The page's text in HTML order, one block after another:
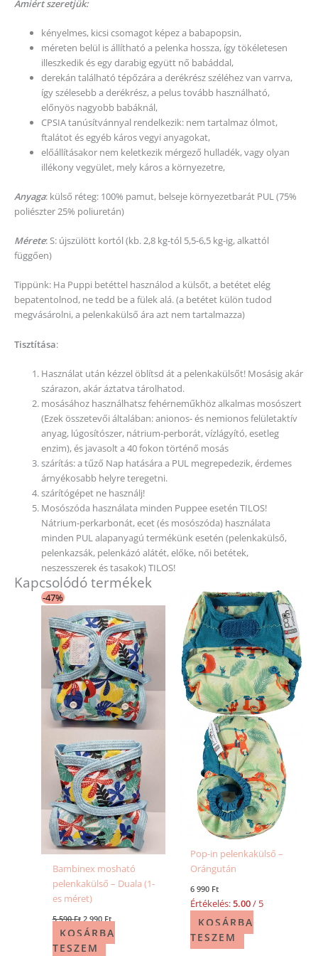
Amiért szeretjük:
kényelmes, kicsi csomagot képez a babapopsin,
méreten belül is állítható a pelenka hossza, így tökéletesen
illeszkedik és egy darabig együtt nő babáddal,
derekán található tépőzára a derékrész széléhez van varrva,
így szélesebb a derékrész, a pelus tovább használható,
előnyös nagyobb babáknál,
CPSIA tanúsítvánnyal rendelkezik: nem tartalmaz ólmot,
ftalátot és egyéb káros vegyi anyagokat,
előállításakor nem keletkezik mérgező hulladék, vagy olyan
illékony vegyület, mely káros a környezetre,
Anyaga: külső réteg: 100% pamut, belseje környezetbarát PUL (75%
poliészter 25% poliuretán)
Mérete: S: újszülött kortól (kb. 2,8 kg-tól 5,5-6,5 kg-ig, alkattól
függően)
Tippünk: Ha Puppi betéttel használod a külsőt, a betétet elég
bepatentolnod, ne tedd be a fülek alá. (a betétet külön tudod
megvásárolni, a pelenkakülső ára azt nem tartalmazza)
Tisztítása:
Használat után kézzel öblítsd át a pelenkakülsőt! Mosásig akár
szárazon, akár áztatva tárolhatod.
mosásához használhatsz fehérneműkhöz alkalmas mosószert
(Ezek összetevői általában: anionos- és nemionos felületaktív
anyag, lúgosítószer, nátrium-perborát, vízlágyító, esetleg
enzim), és javasolt a 40 fokon történő mosás
szárítás: a tűző Nap hatására a PUL megrepedezik, érdemes
árnyékosabb helyre teregetni.
szárítógépet ne használj!
Mosószóda használata minden Puppee esetén TILOS!
Nátrium-perkarbonát, ecet (és mosószóda) használata
minden PUL alapanyagú termékünk esetén (pelenkakülső,
pelenkazsák, pelenkázó alátét, előke, női betétek,
neszesszerek és tasakok) TILOS!
Kapcsolódó termékek
-47%
Bambinex mosható
pelenkakülső – Duala (1-
es méret)
5 590Ft
price
was:
5
590 Ft.
2 990 Ft
price
is:
2
990 Ft.
KOSÁRBA
TESZEM
Pop-in pelenkakülső –
Orángután
6 990 Ft
Értékelés:5.00/ 5
KOSÁRBA
TESZEM